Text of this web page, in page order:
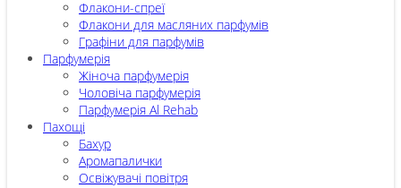
Флакони-спреї
Флакони для масляних парфумів
Графіни для парфумів
Парфумерія
Жіноча парфумерія
Чоловіча парфумерія
Парфумерія Al Rehab
Пахощі
Бахур
Аромапалички
Освіжувачі повітря